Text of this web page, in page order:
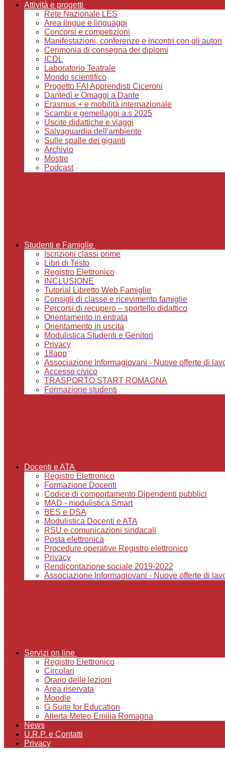
Attività e progetti
Rete Nazionale LES
Area lingue e linguaggi
Concorsi e competizioni
Manifestazioni, conferenze e incontri con gli autori
Cerimonia di consegna dei diplomi
ICDL
Laboratorio Teatrale
Mondo scientifico
Progetto FAI Apprendisti Ciceroni
Dantedì e Omaggi a Dante
Erasmus + e mobilità internazionale
Scambi e gemellaggi a.s 2025
Uscite didattiche e viaggi
Salvaguardia dell'ambiente
Sulle spalle dei giganti
Archivio
Mostre
Podcast
Studenti e Famiglie
Iscrizioni classi prime
Libri di Testo
Registro Elettronico
INCLUSIONE
Tutorial Libretto Web Famiglie
Consigli di classe e ricevimento famiglie
Percorsi di recupero – sportello didattico
Orientamento in entrata
Orientamento in uscita
Modulistica Studenti e Genitori
Privacy
18app
Associazione Informagiovani - Nuove offerte di
Accesso civico
TRASPORTO START ROMAGNA
Formazione studenti
Docenti e ATA
Registro Elettronico
Formazione Docenti
Codice di comportamento Dipendenti pubblici
MAD - modulistica Smart
BES e DSA
Modulistica Docenti e ATA
RSU e comunicazioni sindacali
Posta elettronica
Procedure operative Registro elettronico
Privacy
Rendicontazione sociale 2019-2022
Associazione Informagiovani - Nuove offerte di
Servizi on line
Registro Elettronico
Circolari
Orario delle lezioni
Area riservata
Moodle
G Suite for Education
Allerta Meteo Emilia Romagna
News
U.R.P. e Contatti
Privacy